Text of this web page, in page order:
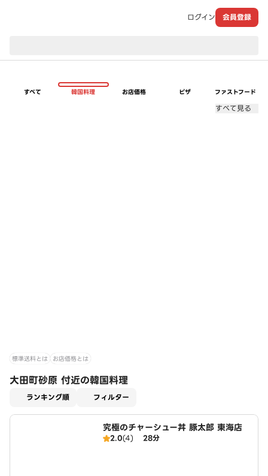
ログイン 会員登録
すべて 韓国料理 お店価格 ピザ ファストフード
すべて見る
標準送料とは お店価格とは
大田町砂原 付近の韓国料理
ランキング順 フィルター
究極のチャーシュー丼 豚太郎 東海店
2.0(4) 28分